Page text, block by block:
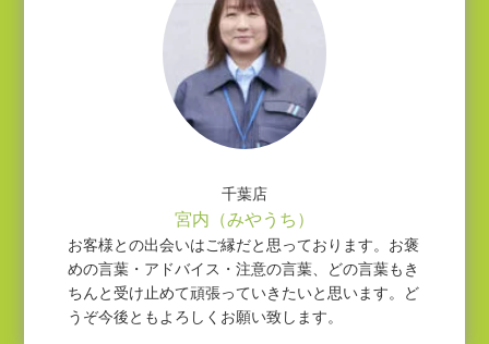
千葉店
宮内（みやうち）
お客様との出会いはご縁だと思っております。お褒
めの言葉・アドバイス・注意の言葉、どの言葉もき
ちんと受け止めて頑張っていきたいと思います。ど
うぞ今後ともよろしくお願い致します。